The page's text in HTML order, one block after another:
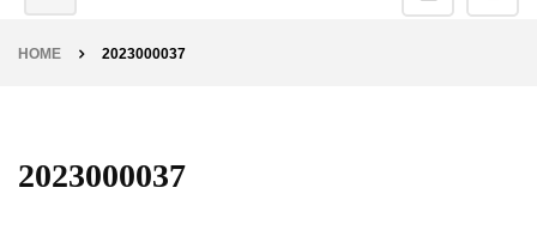
HOME 2023000037
2023000037